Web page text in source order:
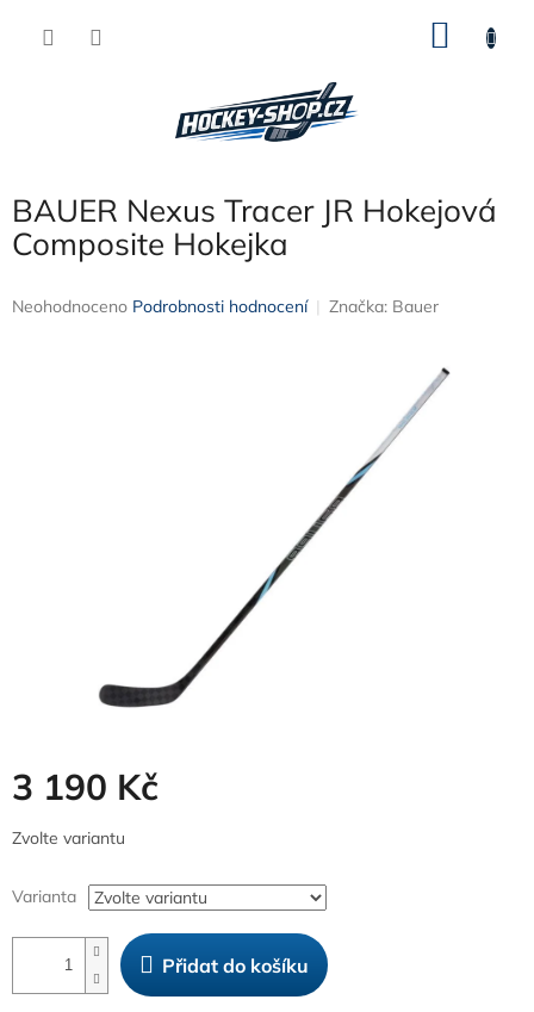
BAUER Nexus Tracer JR Hokejová
Composite Hokejka
Průměrné
Neohodnoceno Podrobnosti hodnocení Značka: Bauer
3 190 Kč
Měrná
cena:
Zvolte variantu
Varianta
Přidat do košíku